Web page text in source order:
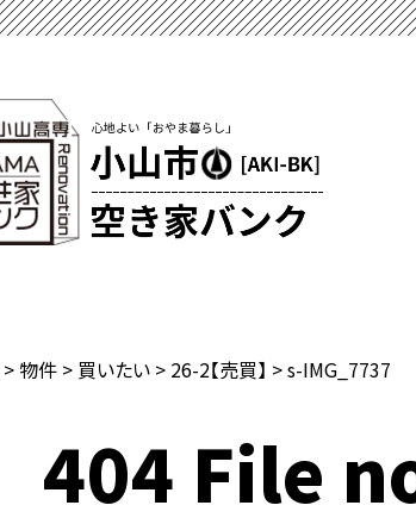
> 物件 > 買いたい > 26-2【売買】 >s-IMG_7737
404 File